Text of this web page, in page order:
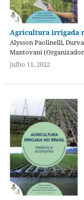
Agricultura irrigada
Alysson Paolinelli,
Mantovani
julho 11, 2022